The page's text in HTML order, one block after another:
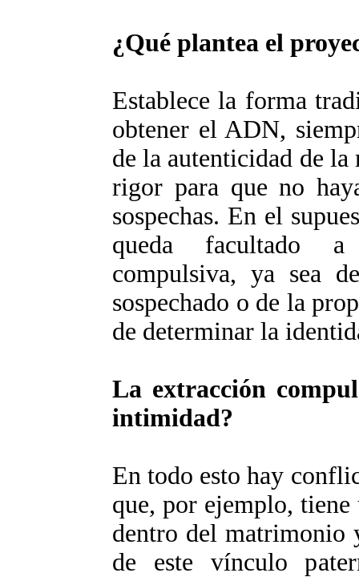
¿Qué plantea el
Establece la forma
obtener el ADN,
de la autenticidad de la
rigor para que no
sospechas. En el
queda facultado
compulsiva, ya sea
sospechado o de la
de determinar la
La extracción
intimidad?
En todo esto hay
que, por ejemplo,
dentro del
de este vínculo